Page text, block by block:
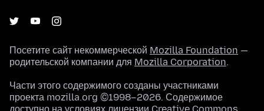
Посетите сайт некоммерческой Mozilla Foundation —
родительской компании для Mozilla Corporation.
Части этого содержимого созданы участниками
проекта mozilla.org ©1998–2026. Содержимое